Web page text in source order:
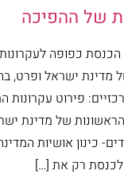
של ההפיכה
הכנסת כפופה
מדינת ישראל ופרט,
פירוט עקרונות
של מדינת
כינון אושיות
לכנסת רק את […]